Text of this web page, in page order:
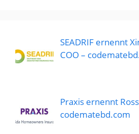
SEADRIF ernennt
COO –
Praxis ernennt
codematebd.com